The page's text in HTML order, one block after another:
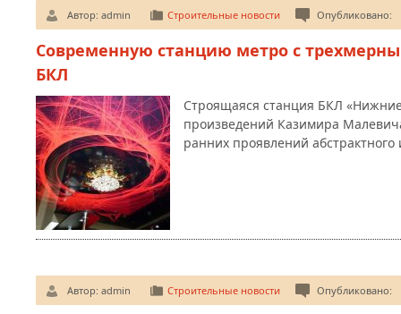
Автор: admin Строительные новости Опубликовано:
Современную станцию метро с
БКЛ
Строящаяся станция БКЛ
произведений Казимира
ранних проявлений
Автор: admin Строительные новости Опубликовано: